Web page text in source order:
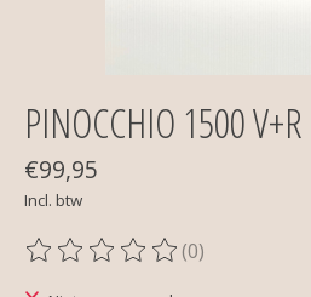
PINOCCHIO 1500
€99,95
Incl. btw
De beoordeling van dit product
(0)